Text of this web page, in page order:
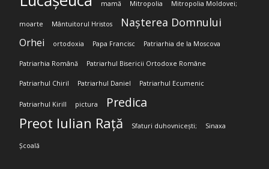
mamă Mitropolia Mitropolia Moldovei;
moarte Mântuitorul Hristos Nașterea Domnului
Orhei ortodoxia Papa Francisc Patriarhia de la Moscova
Patriarhia Română Patriarhul Bisericii Ortodoxe Române
Patriarhul Chiril Patriarhul Daniel Patriarhul Ecumenic
Patriarhul Kirill pictura Predica
Preot Iulian Rață Sfaturi duhovnicești; Sinaxa
Școală